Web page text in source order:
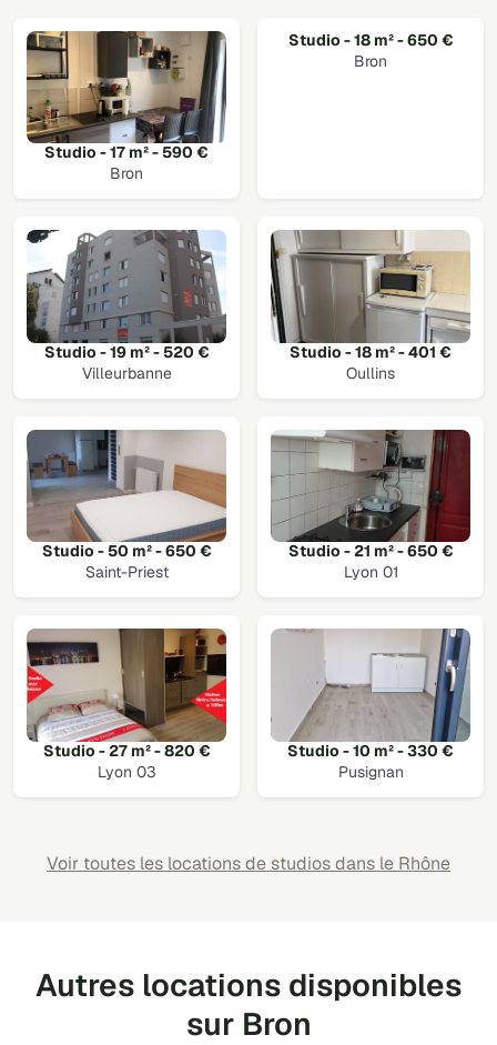
Studio - 17 m² - 590 €
Bron
Studio - 18 m² - 650 €
Bron
Studio - 19 m² - 520 €
Villeurbanne
Studio - 18 m² - 401 €
Oullins
Studio - 50 m² - 650 €
Saint-Priest
Studio - 21 m² - 650 €
Lyon 01
Studio - 27 m² - 820 €
Lyon 03
Studio - 10 m² - 330 €
Pusignan
Voir toutes les locations de studios dans le Rhône
Autres locations disponibles
sur Bron